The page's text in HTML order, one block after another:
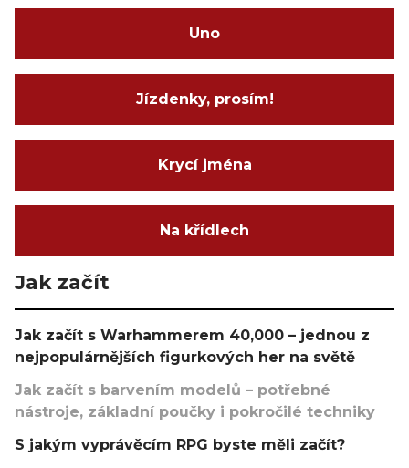
Uno
Jízdenky, prosím!
Krycí jména
Na křídlech
Jak začít
Jak začít s Warhammerem 40,000 – jednou z
nejpopulárnějších figurkových her na světě
Jak začít s barvením modelů – potřebné
nástroje, základní poučky i pokročilé techniky
S jakým vyprávěcím RPG byste měli začít?